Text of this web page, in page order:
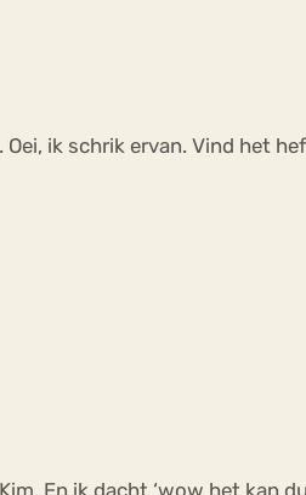
ik schrik ervan. Vind het
En ik dacht ‘wow het kan